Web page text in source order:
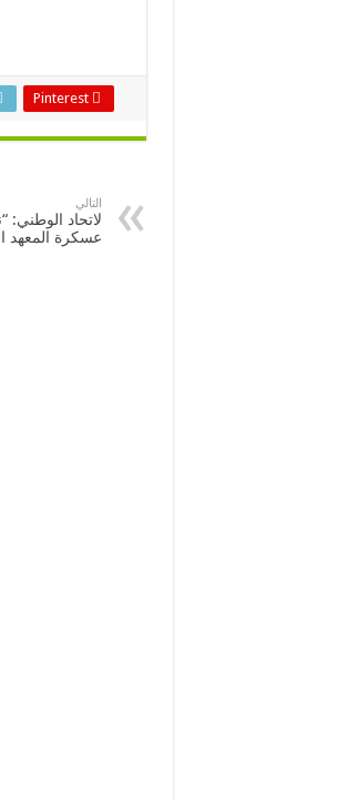
Pinterest
التالي
لاتحاد
عسكرة المعهد